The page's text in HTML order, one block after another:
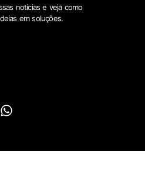
notícias e veja como
em soluções.